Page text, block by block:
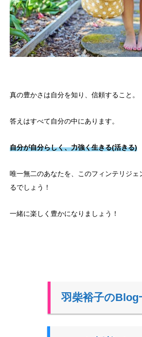
真の豊かさは自分を知り、信頼すること。
答えはすべて自分の中にあります。
自分が自分らしく、力強く生きる(活きる)
唯一無二のあなたを、このフィンテリジェ
るでしょう！
一緒に楽しく豊かになりましょう！
羽柴裕子のBlog